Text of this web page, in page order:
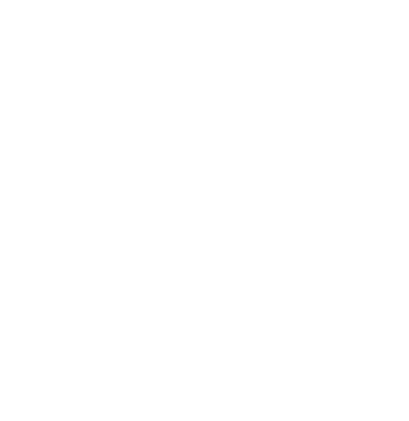
проработать связки и мышцы благодаря практике
обеспечивает вытяжение позвоночника, подвижность
тренировки 55 минут.